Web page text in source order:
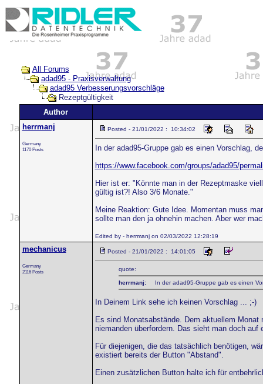
All Forums
adad95 - Praxisverwaltung
adad95 Verbesserungsvorschläge
Rezeptgültigkeit
Author
herrmanj
Germany
1170 Posts
Posted - 21/01/2022 : 10:34:02
In der adad95-Gruppe gab es einen Vorschlag,
https://www.facebook.com/groups/adad95/
Hier ist er: "Könnte man in der Rezeptmaske
gültig ist?! Also 3/6 Monate."
Meine Reaktion: Gute Idee. Momentan muss
sollte man den ja ohnehin machen. Aber wer
Edited by - herrmanj on 02/03/2022 12:28:19
mechanicus
Germany
2116 Posts
Posted - 21/01/2022 : 14:01:05
quote:
herrmanj:In der adad95-Gruppe gab es einen
In Deinem Link sehe ich keinen Vorschlag ... ;-)
Es sind Monatsabstände. Dem aktuellem
niemanden überfordern. Das sieht man doch
Für diejenigen, die das tatsächlich benötigen,
existiert bereits der Button "Abstand".
Einen zusätzlichen Button halte ich für